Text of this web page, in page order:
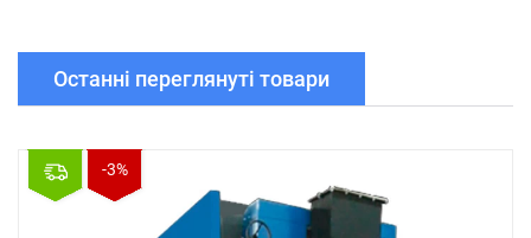
Останні переглянуті товари
-3%